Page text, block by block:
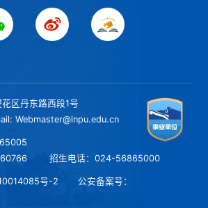
区丹东路西段1号
Webmaster@lnpu.edu.cn
招生电话：024-56865000
号-2 公安备案号：